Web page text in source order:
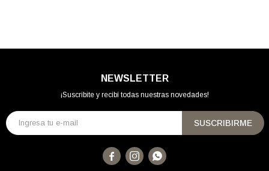
NEWSLETTER
¡Suscribite y recibí todas nuestras novedades!
SUSCRIBIRME
  